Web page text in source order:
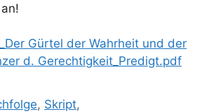
Gürtel der Wahrheit und der
d. Gerechtigkeit_Predigt.pdf
, Skript,